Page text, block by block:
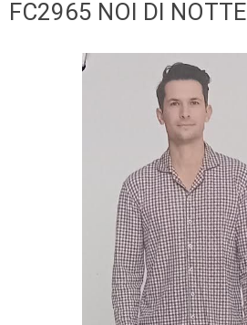
PIGIAMERIA
FC2965 NOI DI NOTTE